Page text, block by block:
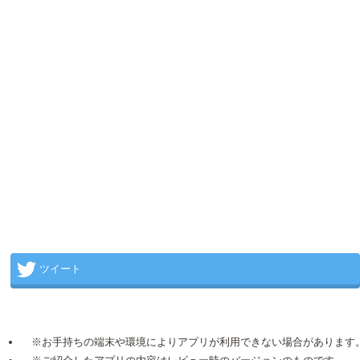
ツイート
※お手持ちの端末や環境によりアプリが利用できない場合があります。